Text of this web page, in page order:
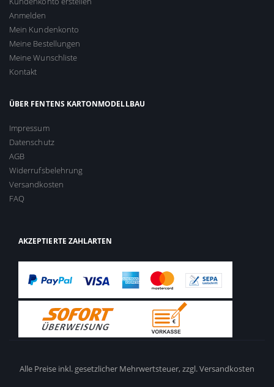
Anmelden
Mein Kundenkonto
Meine Bestellungen
Meine Wunschliste
Kontakt
ÜBER FENTENS KARTONMODELLBAU
Impressum
Datenschutz
AGB
Widerrufsbelehrung
Versandkosten
FAQ
AKZEPTIERTE ZAHLARTEN
Alle Preise inkl. gesetzlicher Mehrwertsteuer,zzgl. Versandkosten